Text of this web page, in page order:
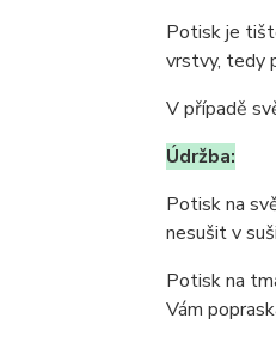
Potisk je
vrstvy, tedy
V případě
Údržba:
Potisk na
nesušit v
Potisk na
Vám